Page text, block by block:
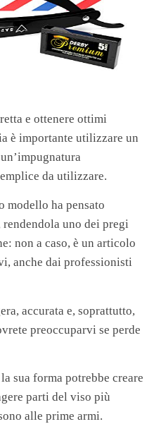
e ottenere ottimi
è importante utilizzare un
da utilizzare.
modello ha pensato
uno dei pregi
non a caso, è un articolo
anche dai professionisti
accurata e, soprattutto,
preoccuparvi se perde
sua forma potrebbe creare
parti del viso più
alle prime armi.